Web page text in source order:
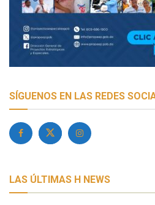
SÍGUENOS EN LAS REDES
LAS ÚLTIMAS H NEWS